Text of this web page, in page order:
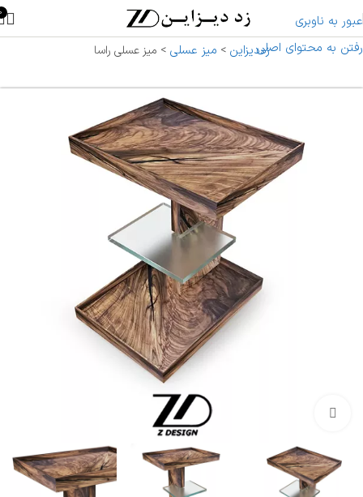
عبور به ناوبری
رفتن به محتوای اصلی
0
زددیزاین > میز عسلی > میز عسلی راسا